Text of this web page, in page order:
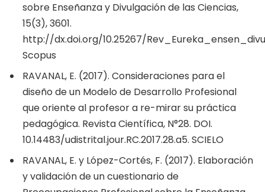
sobre Enseñanza y Divulgación de las Ciencias,
15(3), 3601.
http://dx.doi.org/10.25267/
Scopus
RAVANAL, E. (2017). Consideraciones para el
diseño de un Modelo de Desarrollo Profesional
que oriente al profesor a re-mirar su práctica
pedagógica. Revista Científica, N°28. DOI.
10.14483/udistrital.jour.RC.2017.28.a5. SCIELO
RAVANAL, E. y López-Cortés, F. (2017). Elaboración
y validación de un cuestionario de